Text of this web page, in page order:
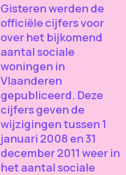
Gisteren werden de
officiële cijfers voor
over het bijkomend
aantal sociale
woningen in
Vlaanderen
gepubliceerd. Deze
cijfers geven de
wijzigingen tussen 1
januari 2008 en 31
december 2011 weer in
het aantal sociale